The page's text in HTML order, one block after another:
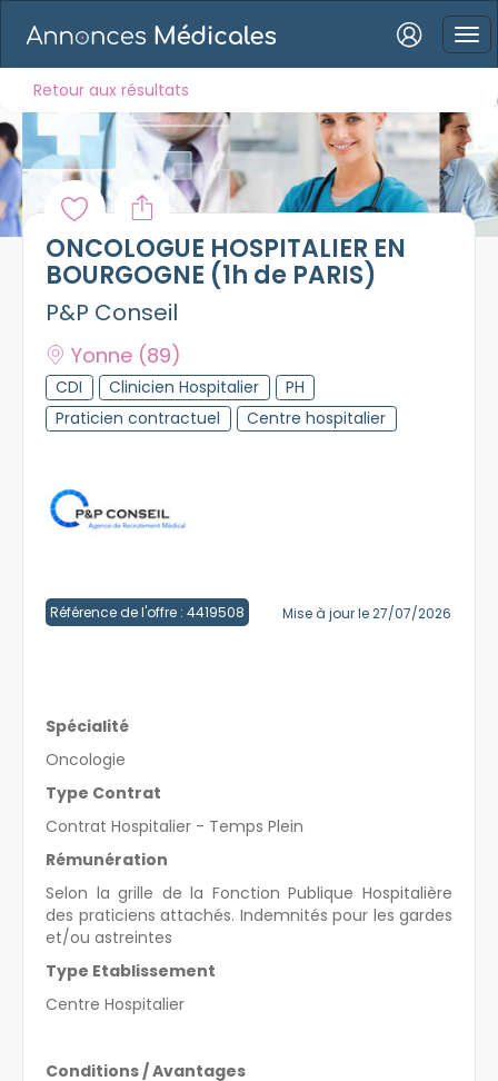
Mot de passe oublié ?
Connexion
Se connecter avec LinkedIn
Retour aux résultats
ONCOLOGUE HOSPITALIER EN
BOURGOGNE (1h de PARIS)
P&P Conseil
Yonne (89)
CDI Clinicien Hospitalier
PH
Praticien contractuel
Centre hospitalier
Référence de l'offre : 4419508 Mise à jour le 27/07/2026
Spécialité
Oncologie
Type Contrat
Contrat Hospitalier - Temps Plein
Rémunération
Selon la grille de la Fonction Publique Hospitalière
des praticiens attachés. Indemnités pour les gardes
et/ou astreintes
Type Etablissement
Centre Hospitalier
Conditions / Avantages